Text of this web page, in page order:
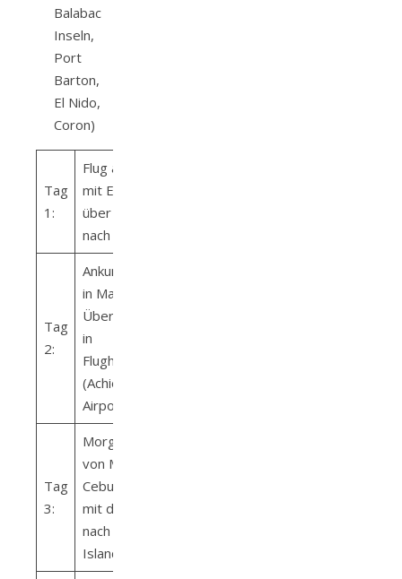
Balabac
Inseln,
Port
Barton,
El Nido,
Coron)
Tag
1:
Flug abends
mit Emirates
über Dubai
nach Manila
Tag
2:
Ankunft abends
in Manila –
Übernachtung
in
Flughafennähe
(Achievers
Airport Hotel)
Tag
3:
Morgens Flug
von Manila nach
Cebu, weiter
mit der Fähre
nach Panglao
Island (Bohol)